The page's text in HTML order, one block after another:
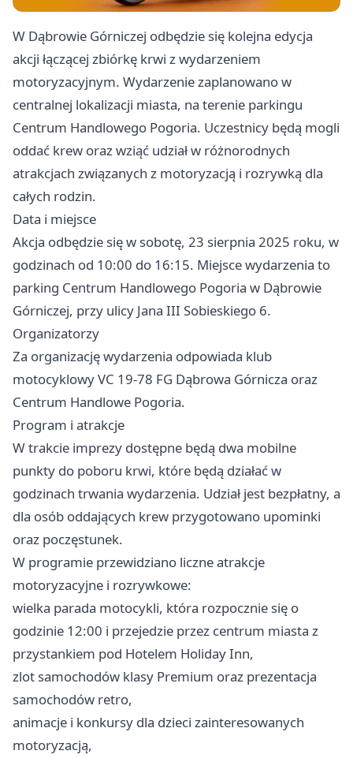
W Dąbrowie Górniczej odbędzie się kolejna edycja
akcji łączącej zbiórkę krwi z wydarzeniem
motoryzacyjnym. Wydarzenie zaplanowano w
centralnej lokalizacji miasta, na terenie parkingu
Centrum Handlowego Pogoria. Uczestnicy będą mogli
oddać krew oraz wziąć udział w różnorodnych
atrakcjach związanych z motoryzacją i rozrywką dla
całych rodzin.
Data i miejsce
Akcja odbędzie się w sobotę, 23 sierpnia 2025 roku, w
godzinach od 10:00 do 16:15. Miejsce wydarzenia to
parking Centrum Handlowego Pogoria w Dąbrowie
Górniczej, przy ulicy Jana III Sobieskiego 6.
Organizatorzy
Za organizację wydarzenia odpowiada klub
motocyklowy VC 19-78 FG Dąbrowa Górnicza oraz
Centrum Handlowe Pogoria.
Program i atrakcje
W trakcie imprezy dostępne będą dwa mobilne
punkty do poboru krwi, które będą działać w
godzinach trwania wydarzenia. Udział jest bezpłatny, a
dla osób oddających krew przygotowano upominki
oraz poczęstunek.
W programie przewidziano liczne atrakcje
motoryzacyjne i rozrywkowe:
wielka parada motocykli, która rozpocznie się o
godzinie 12:00 i przejedzie przez centrum miasta z
przystankiem pod Hotelem Holiday Inn,
zlot samochodów klasy Premium oraz prezentacja
samochodów retro,
animacje i konkursy dla dzieci zainteresowanych
motoryzacją,